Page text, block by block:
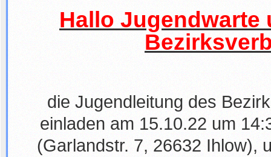
Hallo
die Jugendleitung des
einladen am 15.10.22 um
(Garlandstr. 7, 26632 Ihlow),